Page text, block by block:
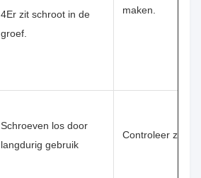
4Er zit schroot in de
groef.
maken.
Schroeven los door
langdurig gebruik
Controleer ze